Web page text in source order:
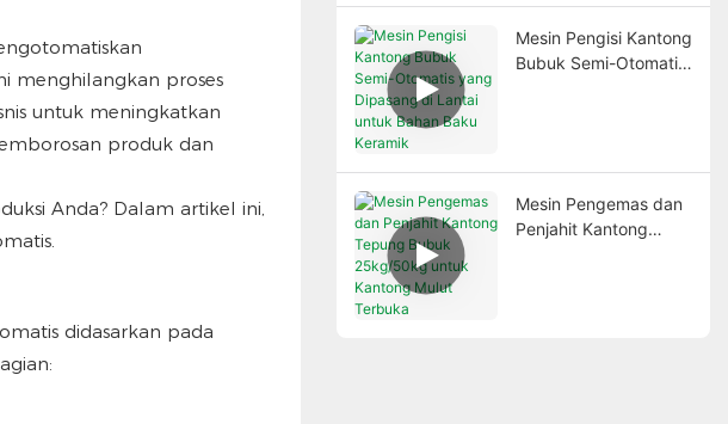
menghilangkan proses
untuk meningkatkan
produk dan
Anda? Dalam artikel ini,
didasarkan pada
Mesin Pengisi Kantong
Bubuk Semi-Otomatis
Mesin Pengemas dan
Penjahit Kantong